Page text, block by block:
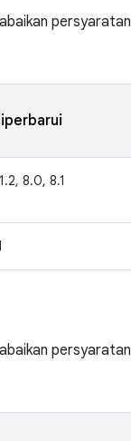
persyaratan
8.0, 8.1
persyaratan